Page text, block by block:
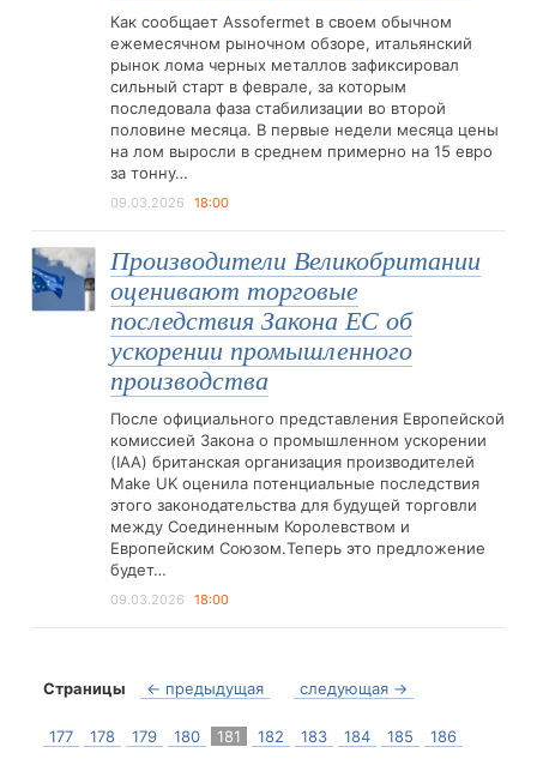
Как сообщает Assofermet в своем обычном
ежемесячном рыночном обзоре, итальянский
рынок лома черных металлов зафиксировал
сильный старт в феврале, за которым
последовала фаза стабилизации во второй
половине месяца. В первые недели месяца цены
на лом выросли в среднем примерно на 15 евро
за тонну…
09.03.2026 18:00
Производители Великобритании
оценивают торговые
последствия Закона ЕС об
ускорении промышленного
производства
После официального представления Европейской
комиссией Закона о промышленном ускорении
(IAA) британская организация производителей
Make UK оценила потенциальные последствия
этого законодательства для будущей торговли
между Соединенным Королевством и
Европейским Союзом.Теперь это предложение
будет…
09.03.2026 18:00
Страницы ← предыдущая следующая →
177 178 179 180 181 182 183 184 185 186